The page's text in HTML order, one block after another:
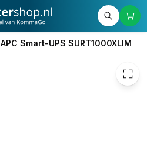
APC Smart-UPS SURT1000XLIM